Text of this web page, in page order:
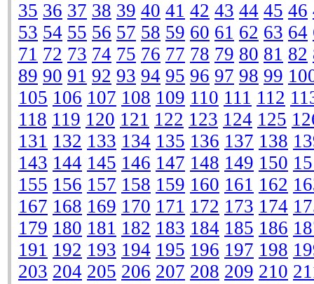
35 36 37 38 39 40 41 42 43 44 45 46
53 54 55 56 57 58 59 60 61 62 63 64
71 72 73 74 75 76 77 78 79 80 81 82
89 90 91 92 93 94 95 96 97 98 99
105 106 107 108 109 110 111 112
118 119 120 121 122 123 124 125
131 132 133 134 135 136 137 138
143 144 145 146 147 148 149 150
155 156 157 158 159 160 161 162
167 168 169 170 171 172 173 174
179 180 181 182 183 184 185 186
191 192 193 194 195 196 197 198
203 204 205 206 207 208 209 210